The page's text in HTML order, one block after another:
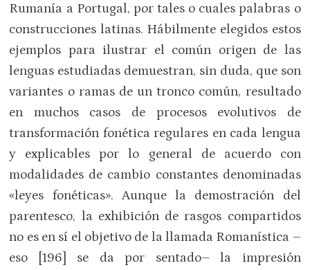
Rumanía a Portugal, por tales o cuales palabras o
construcciones latinas. Hábilmente elegidos estos
ejemplos para ilustrar el común origen de las
lenguas estudiadas demuestran, sin duda, que son
variantes o ramas de un tronco común, resultado
en muchos casos de procesos evolutivos de
transformación fonética regulares en cada lengua
y explicables por lo general de acuerdo con
modalidades de cambio constantes denominadas
«leyes fonéticas». Aunque la demostración del
parentesco, la exhibición de rasgos compartidos
no es en sí el objetivo de la llamada Romanística –
eso [196] se da por sentado– la impresión